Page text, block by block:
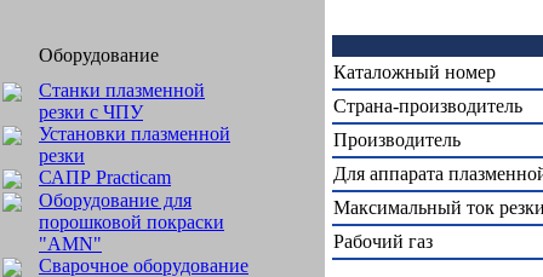
Оборудование
Станки плазменной
резки с ЧПУ
Установки плазменной
резки
САПР Practicam
Оборудование для
порошковой покраски
"AMN"
Сварочное оборудование
Каталожный номер
Страна-производитель
Производитель
Для аппарата
Максимальный ток
Рабочий газ